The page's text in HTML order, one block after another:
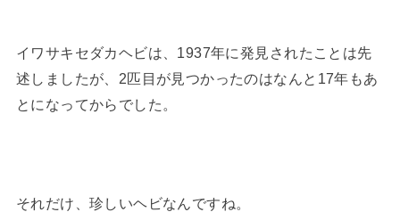
イワサキセダカヘビは、1937年に発見されたことは先
述しましたが、2匹目が見つかったのはなんと17年もあ
とになってからでした。
それだけ、珍しいヘビなんですね。